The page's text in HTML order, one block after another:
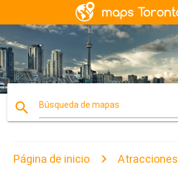
search Búsqueda de mapas
Página de inicio Atracciones